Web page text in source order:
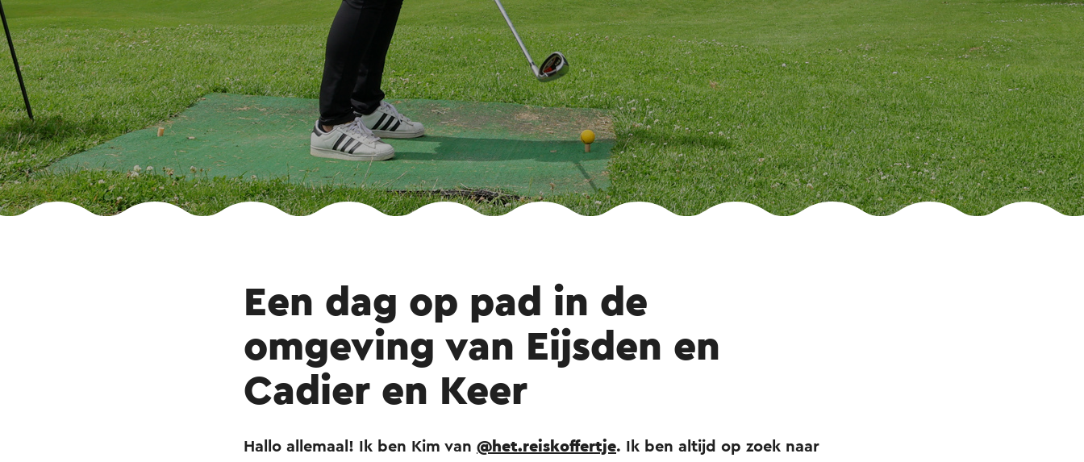
Een dag op pad in de
omgeving van Eijsden en
Cadier en Keer
Hallo allemaal! Ik ben Kim van @het.reiskoffertje. Ik ben altijd op zoek naar